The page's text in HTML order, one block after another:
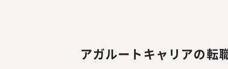
アガルートキャリアの転